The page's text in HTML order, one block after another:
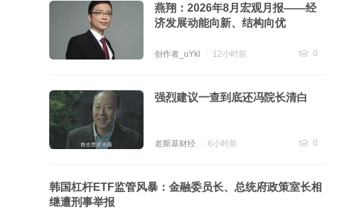
燕翔：2026年8月宏观月报——经
济发展动能向新、结构向优
创作者_uYkl 12小时前
0
强烈建议一查到底还冯院长清白
老斯基财经 6小时前
0
韩国杠杆ETF监管风暴：金融委员长、总统府政策室长相
继遭刑事举报